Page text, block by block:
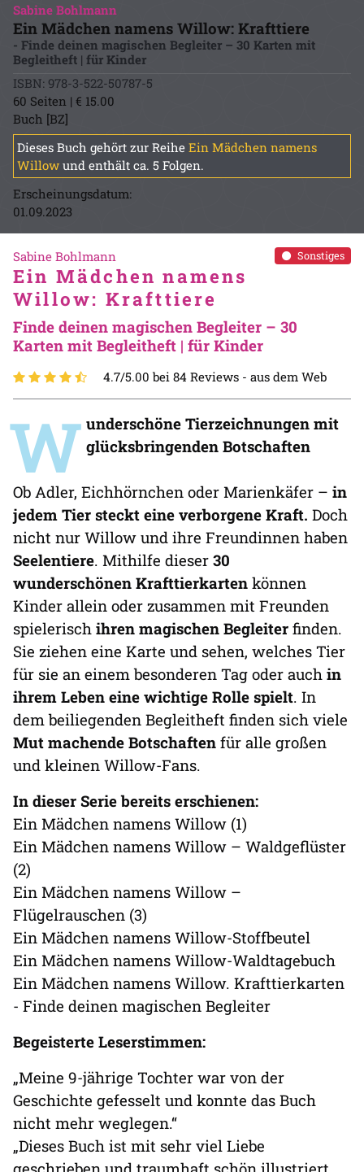
Sabine Bohlmann
Ein Mädchen namens Willow: Krafttiere
- Finde deinen magischen Begleiter – 30 Karten mit
Begleitheft | für Kinder
ISBN: 978-3-522-50787-5
60 Seiten | € 15.00
Buch [BZ]
Dieses Buch gehört zur Reihe Ein Mädchen namens
Willow und enthält ca. 5 Folgen.
Erscheinungsdatum:
01.09.2023
Sonstiges
Sabine Bohlmann
Ein Mädchen namens
Willow: Krafttiere
Finde deinen magischen Begleiter – 30
Karten mit Begleitheft | für Kinder
4.7/5.00 bei 84 Reviews - aus dem Web
W underschöne Tierzeichnungen mit
glücksbringenden Botschaften
Ob Adler, Eichhörnchen oder Marienkäfer – in
jedem Tier steckt eine verborgene Kraft. Doch
nicht nur Willow und ihre Freundinnen haben
Seelentiere. Mithilfe dieser 30
wunderschönen Krafttierkarten können
Kinder allein oder zusammen mit Freunden
spielerisch ihren magischen Begleiter finden.
Sie ziehen eine Karte und sehen, welches Tier
für sie an einem besonderen Tag oder auch in
ihrem Leben eine wichtige Rolle spielt. In
dem beiliegenden Begleitheft finden sich viele
Mut machende Botschaften für alle großen
und kleinen Willow-Fans.
In dieser Serie bereits erschienen:
Ein Mädchen namens Willow (1)
Ein Mädchen namens Willow – Waldgeflüster
(2)
Ein Mädchen namens Willow –
Flügelrauschen (3)
Ein Mädchen namens Willow-Stoffbeutel
Ein Mädchen namens Willow-Waldtagebuch
Ein Mädchen namens Willow. Krafttierkarten
- Finde deinen magischen Begleiter
Begeisterte Leserstimmen:
„Meine 9-jährige Tochter war von der
Geschichte gefesselt und konnte das Buch
nicht mehr weglegen.“
„Dieses Buch ist mit sehr viel Liebe